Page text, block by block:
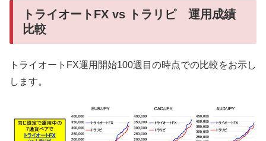
トライオートFX vs トラリピ 運用成績
比較
トライオートFX運用開始100週目の時点での比較をお示し
します。